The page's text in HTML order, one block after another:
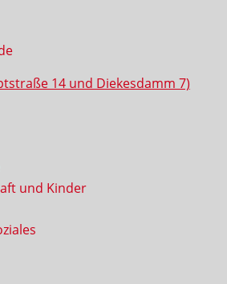
14 und Diekesdamm 7)
und Kinder